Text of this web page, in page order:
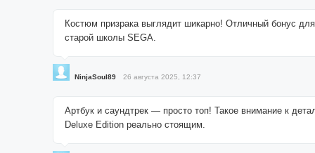
Костюм призрака выглядит шикарно! Отличный бонус
старой школы SEGA.
NinjaSoul89 26 августа 2025, 12:37
Артбук и саундтрек — просто топ! Такое внимание к
Deluxe Edition реально стоящим.